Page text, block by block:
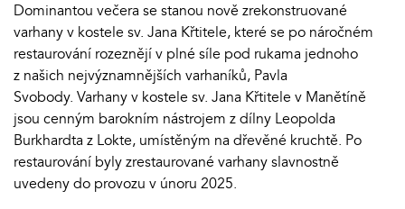
Dominantou večera se stanou nově zrekonstruované
varhany v kostele sv. Jana Křtitele, které se po náročném
restaurování rozeznějí v plné síle pod rukama jednoho
z našich nejvýznamnějších varhaníků, Pavla
Svobody. Varhany v kostele sv. Jana Křtitele v Manětíně
jsou cenným barokním nástrojem z dílny Leopolda
Burkhardta z Lokte, umístěným na dřevěné kruchtě. Po
restaurování byly zrestaurované varhany slavnostně
uvedeny do provozu v únoru 2025.